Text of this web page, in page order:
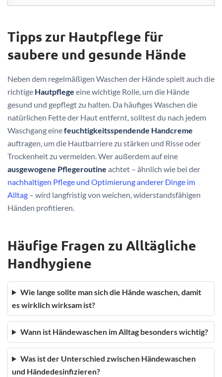
Tipps zur Hautpflege für
saubere und gesunde Hände
Neben dem regelmäßigen Waschen der Hände spielt auch die
richtige Hautpflege eine wichtige Rolle, um die Hände
gesund und gepflegt zu halten. Da häufiges Waschen die
natürlichen Fette der Haut entfernt, solltest du nach jedem
Waschgang einefeuchtigkeitsspendende Handcreme
auftragen, um die Hautbarriere zu stärken und Risse oder
Trockenheit zu vermeiden. Wer außerdem auf eine
ausgewogene Pflegeroutine achtet – ähnlich wie bei der
nachhaltigen Pflege und Optimierung anderer Dinge im
Alltag – wird langfristig von weichen, widerstandsfähigen
Händen profitieren.
Häufige Fragen zu Alltägliche
Handhygiene
Wie lange sollte man sich die Hände waschen, damit
es wirklich wirksam ist?
Wann ist Händewaschen im Alltag besonders wichtig?
Was ist der Unterschied zwischen Händewaschen
und Händedesinfizieren?